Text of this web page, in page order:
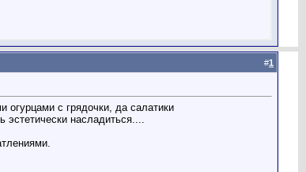
#1
огурцами с грядочки, да салатики
насладиться....